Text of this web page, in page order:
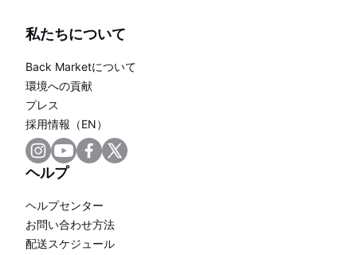
私たちについて
Back Marketについて
環境への貢献
プレス
採用情報（EN）
ヘルプ
ヘルプセンター
お問い合わせ方法
配送スケジュール